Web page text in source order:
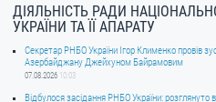
ДІЯЛЬНІСТЬ РАДИ
УКРАЇНИ ТА ЇЇ АПАРАТУ
Секретар РНБО України Ігор Клименко провів
Азербайджану Джейхуном Байрамовим
07.08.2026 10:03
Відбулося засідання РНБО України: розглянуто